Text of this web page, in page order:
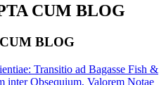
CUM BLOG
BLOG